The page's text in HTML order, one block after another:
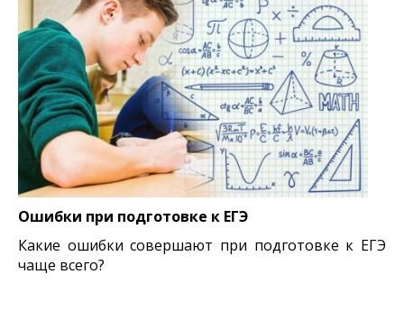
Ошибки при подготовке к ЕГЭ
Какие ошибки совершают при подготовке к ЕГЭ
чаще всего?